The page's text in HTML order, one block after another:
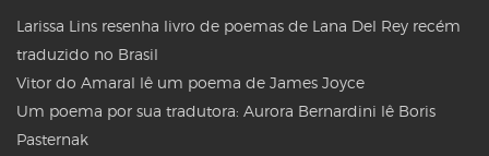
Larissa Lins resenha livro de poemas de Lana Del Rey recém
traduzido no Brasil
Vitor do Amaral lê um poema de James Joyce
Um poema por sua tradutora: Aurora Bernardini lê Boris
Pasternak